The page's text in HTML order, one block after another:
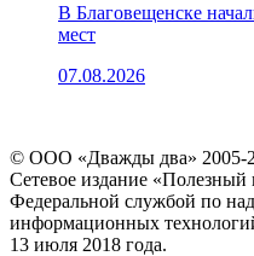
В Благовещенске
мест
07.08.2026
© ООО «Дважды два» 2005-
Сетевое издание «Полезный
Федеральной службой по
информационных
13 июля 2018 года.